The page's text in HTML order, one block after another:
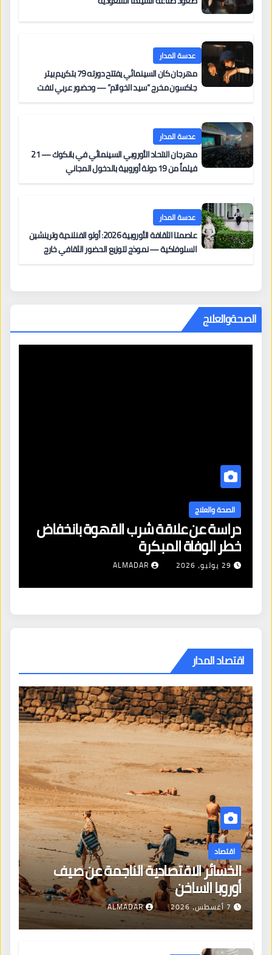
عدسة المدار
مهرجان كان السينمائي يفتتح دورته 79 بتكريم بيتر
جاكسون مخرج “سيد الخواتم” — وحضور عربي لافت
عدسة المدار
مهرجان الاتحاد الأوروبي السينمائي في بانكوك — 21
فيلماً من 19 دولة أوروبية بالدخول المجاني
عدسة المدار
عاصمتا الثقافة الأوروبية 2026: أولو الفنلندية وترينشين
السلوفاكية — نموذج لتوزيع الحضور الثقافي خارج
الصحةوالعلاج
الصحة والعلاج
دراسة عن علاقة شرب القهوة بانخفاض
خطر الوفاة المبكرة
29 يوليو، 2026 ALMADAR
اقتصاد المدار
اقتصاد
الخسائر الاقتصادية الناجمة عن صيف
أوروبا الساخن
7 أغسطس، 2026 ALMADAR